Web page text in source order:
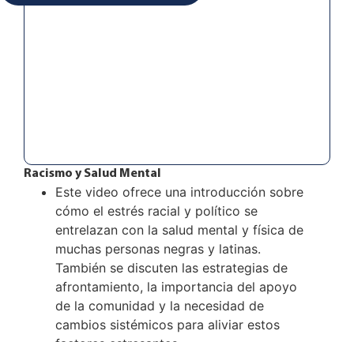
Racismo y Salud Mental
Este video ofrece una introducción sobre
cómo el estrés racial y político se
entrelazan con la salud mental y física de
muchas personas negras y latinas.
También se discuten las estrategias de
afrontamiento, la importancia del apoyo
de la comunidad y la necesidad de
cambios sistémicos para aliviar estos